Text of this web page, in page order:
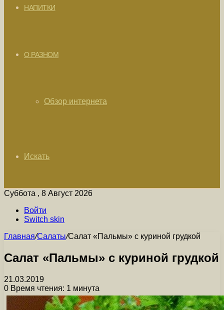
НАПИТКИ
О РАЗНОМ
Обзор интернета
Искать
Суббота , 8 Август 2026
Войти
Switch skin
Главная/Салаты/Салат «Пальмы» с куриной грудкой
Салат «Пальмы» с куриной грудкой
21.03.2019
0 Время чтения: 1 минута